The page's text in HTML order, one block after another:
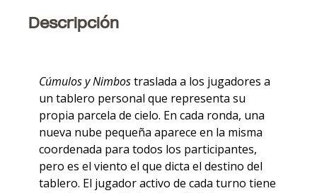
Descripción
Cúmulos y Nimbostraslada a los jugadores a
un tablero personal que representa su
propia parcela de cielo. En cada ronda, una
nueva nube pequeña aparece en la misma
coordenada para todos los participantes,
pero es el viento el que dicta el destino del
tablero. El jugador activo de cada turno tiene